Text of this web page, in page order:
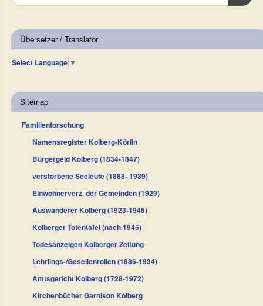
Übersetzer / Translator
Select Language ▼
Sitemap
Familienforschung
Namensregister Kolberg-Körlin
Bürgergeld Kolberg (1834-1847)
verstorbene Seeleute (1888–1939)
Einwohnerverz. der Gemeinden (1929)
Auswanderer Kolberg (1923-1945)
Kolberger Totentafel (nach 1945)
Todesanzeigen Kolberger Zeitung
Lehrlings-/Gesellenrollen (1886-1934)
Amtsgericht Kolberg (1728-1972)
Kirchenbücher Garnison Kolberg